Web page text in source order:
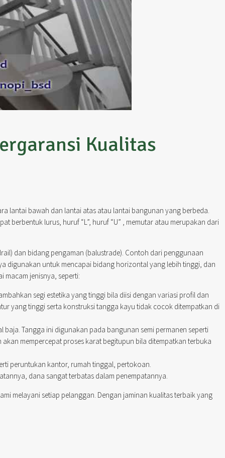
Kualitas
lantai bawah dan lantai atas atau lantai bangunan yang berbeda.
berbentuk lurus, huruf “L”, huruf “U” , memutar atau merupakan dari
dan bidang pengaman (balustrade). Contoh dari penggunaan
digunakan untuk mencapai bidang horizontal yang lebih tinggi, dan
jenisnya, seperti:
segi estetika yang tinggi bila diisi dengan variasi profil dan
yang tinggi serta konstruksi tangga kayu tidak cocok ditempatkan di
Tangga ini digunakan pada bangunan semi permanen seperti
mempercepat proses karat begitupun bila ditempatkan terbuka
peruntukan kantor, rumah tinggal, pertokoan.
dana sangat terbatas dalam penempatannya.
melayani setiap pelanggan. Dengan jaminan kualitas terbaik yang